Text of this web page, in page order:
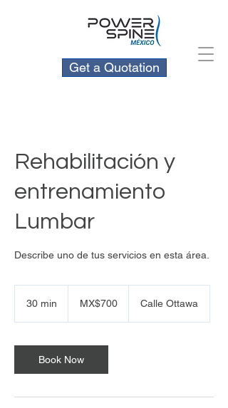
Get a Quotation
Rehabilitación y
entrenamiento
Lumbar
Describe uno de tus servicios en esta área.
30 min
i
n
pesosMX$700 Calle Ottawa
Book Now